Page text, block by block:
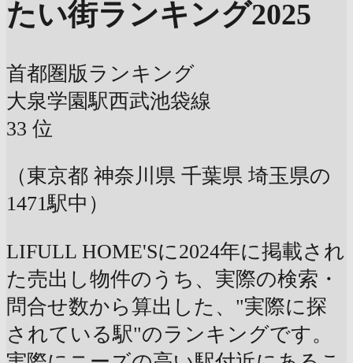
たい街ランキング2025
首都圏版ランキング
大泉学園駅西武池袋線
33 位
（東京都 神奈川県 千葉県 埼玉県の
1471駅中）
LIFULL HOME'Sに2024年に掲載され
た売出し物件のうち、実際の検索・
問合せ数から算出した、"実際に探
されている駅"のランキングです。